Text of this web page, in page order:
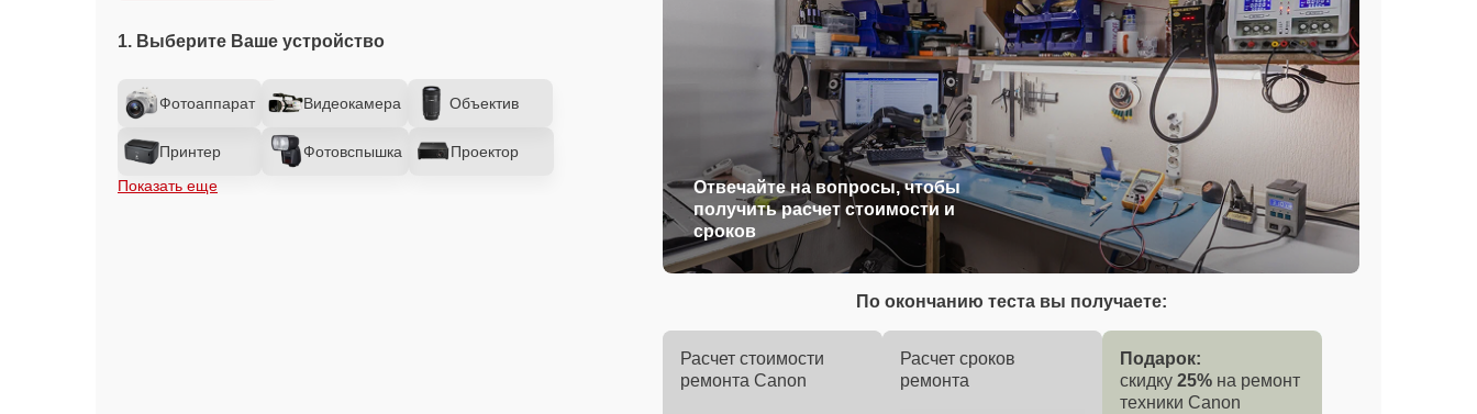
1. Выберите Ваше устройство
Фотоаппарат Видеокамера Объектив
Принтер Фотовспышка
Проектор
Показать еще
Отвечайте на вопросы, чтобы
получить расчет стоимости и
сроков
По окончанию теста вы получаете:
Расчет стоимости
ремонта Canon
Расчет сроков
ремонта
Подарок:
скидку 25% на ремонт
техники Canon